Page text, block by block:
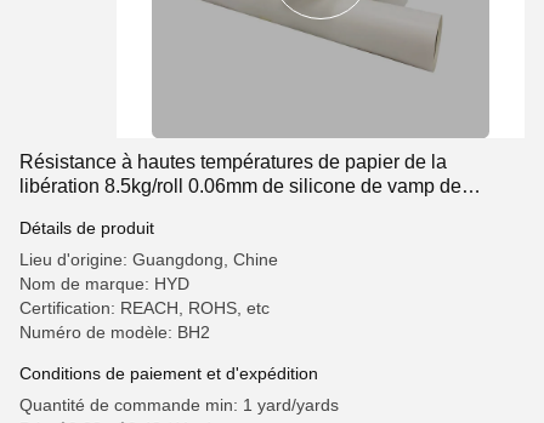
Résistance à hautes températures de papier de la
libération 8.5kg/roll 0.06mm de silicone de vamp de
Détails de produit
Lieu d'origine: Guangdong, Chine
Nom de marque: HYD
Certification: REACH, ROHS, etc
Numéro de modèle: BH2
Conditions de paiement et d'expédition
Quantité de commande min: 1 yard/yards